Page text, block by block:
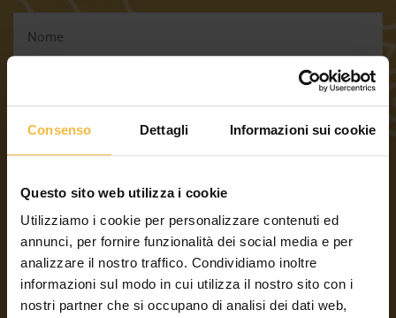
Consenso Dettagli Informazioni sui cookie
Questo sito web utilizza i cookie
Utilizziamo i cookie per personalizzare contenuti ed
annunci, per fornire funzionalità dei social media e per
analizzare il nostro traffico. Condividiamo inoltre
informazioni sul modo in cui utilizza il nostro sito con i
nostri partner che si occupano di analisi dei dati web,